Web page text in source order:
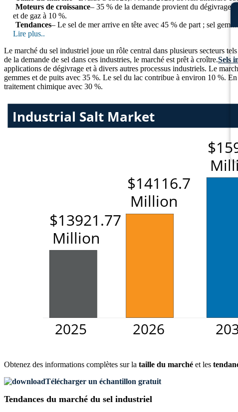
Moteurs de croissance– 35 % de la demande provient du dégivrage
et de gaz à 10 %.
Tendances– Le sel de mer arrive en tête avec 45 % de part ; sel
Lire plus..
Le marché du sel industriel joue un rôle central dans plusieurs secteurs
de la demande de sel dans ces industries, le marché est prêt à croître.Sels
applications de dégivrage et à divers autres processus industriels. Le
gemmes et de puits avec 35 %. Le sel du lac contribue à environ 10 %.
traitement chimique avec 30 %.
Obtenez des informations complètes sur la taille du marché et les
Télécharger un échantillon gratuit
Tendances du marché du sel industriel